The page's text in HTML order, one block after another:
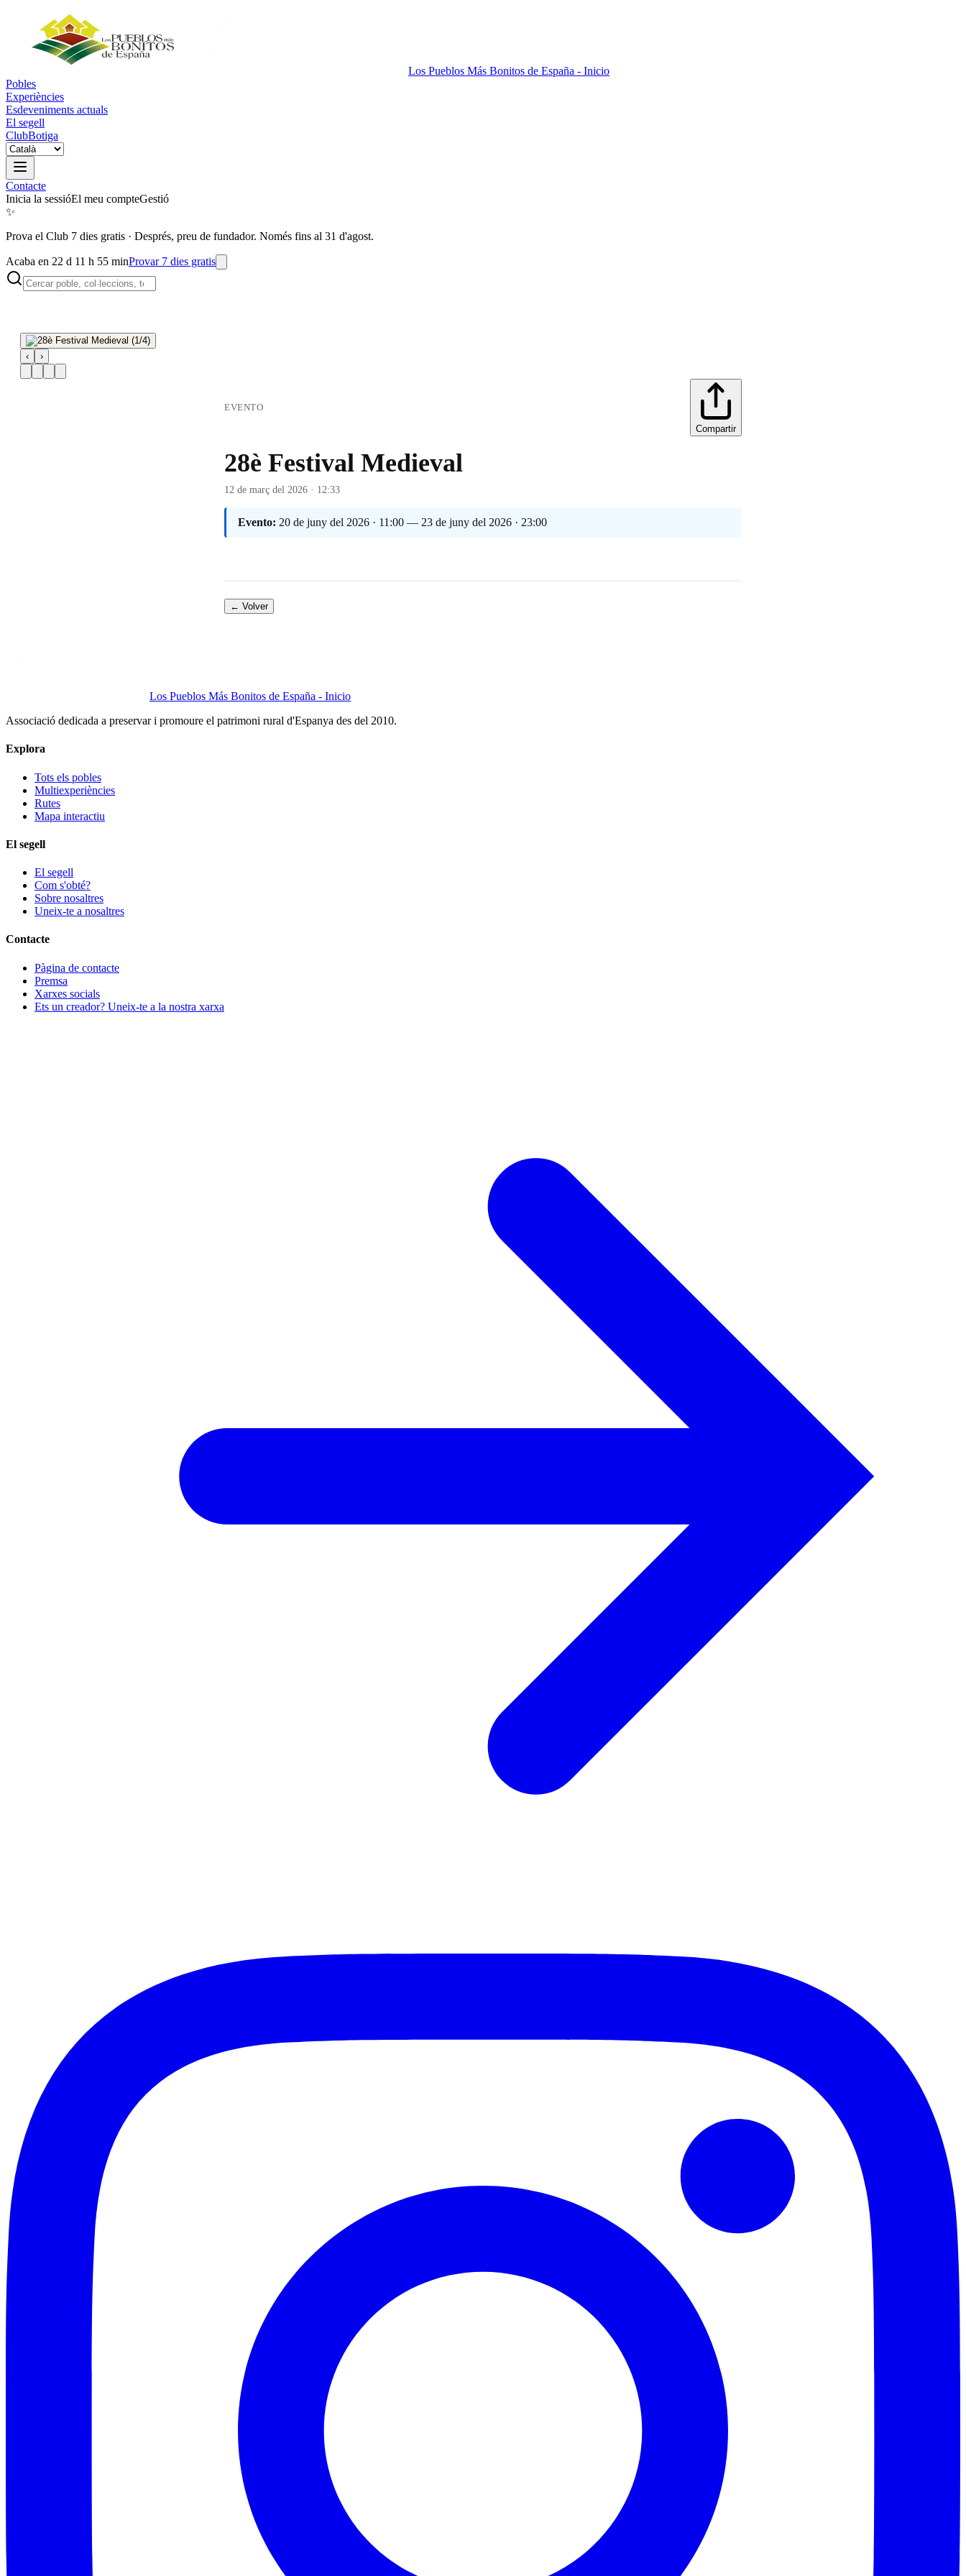
Los Pueblos Más Bonitos de España - Inicio
Pobles
Experiències
Esdeveniments actuals
El segell
ClubBotiga
Contacte
Inicia la sessióEl meu compteGestió
✨
Prova el Club 7 dies gratis · Després, preu de fundador. Només fins al 31 d'agost.
Acaba en 22 d 11 h 55 minProvar 7 dies gratis
‹ ›
EVENTO
Compartir
28è Festival Medieval
12 de març del 2026 · 12:33
Evento: 20 de juny del 2026 · 11:00 — 23 de juny del 2026 · 23:00
← Volver
Los Pueblos Más Bonitos de España - Inicio
Associació dedicada a preservar i promoure el patrimoni rural d'Espanya des del 2010.
Explora
Tots els pobles
Multiexperiències
Rutes
Mapa interactiu
El segell
El segell
Com s'obté?
Sobre nosaltres
Uneix-te a nosaltres
Contacte
Pàgina de contacte
Premsa
Xarxes socials
Ets un creador? Uneix-te a la nostra xarxa